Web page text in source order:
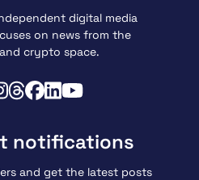
digital media
on news from the
crypto space.
notifications
and get the latest posts